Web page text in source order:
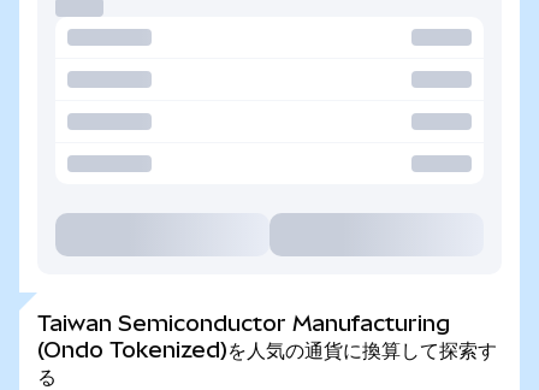
Taiwan Semiconductor Manufacturing
(Ondo Tokenized)を人気の通貨に換算して探索す
る